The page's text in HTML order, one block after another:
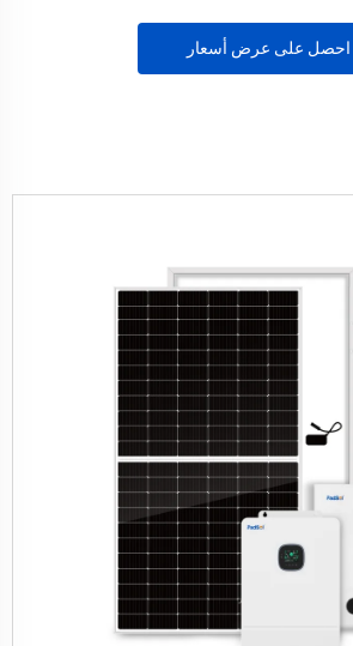
احصل على عرض أسعار